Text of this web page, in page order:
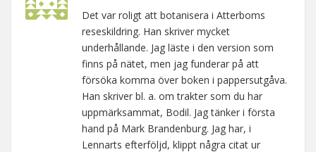
Det var roligt att botanisera i Atterboms
reseskildring. Han skriver mycket
underhållande. Jag läste i den version som
finns på nätet, men jag funderar på att
försöka komma över boken i pappersutgåva.
Han skriver bl. a. om trakter som du har
uppmärksammat, Bodil. Jag tänker i första
hand på Mark Brandenburg. Jag har, i
Lennarts efterföljd, klippt några citat ur